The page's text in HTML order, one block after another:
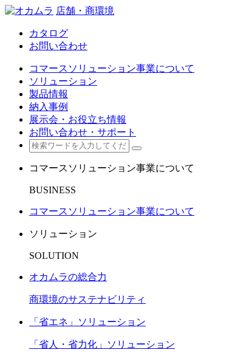
店舗・商環境
カタログ
お問い合わせ
コマースソリューション事業について
ソリューション
製品情報
納入事例
展示会・お役立ち情報
お問い合わせ・サポート
コマースソリューション事業について
BUSINESS
コマースソリューション事業について
ソリューション
SOLUTION
オカムラの総合力
商環境のサステナビリティ
「省エネ」ソリューション
「省人・省力化」ソリューション